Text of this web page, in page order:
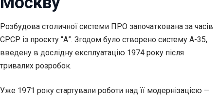
Розбудова столичної системи ПРО започаткована за часів
СРСР із проєкту “А”. Згодом було створено систему А-35,
введену в дослідну експлуатацію 1974 року після
тривалих розробок.
Уже 1971 року стартували роботи над її модернізацією —